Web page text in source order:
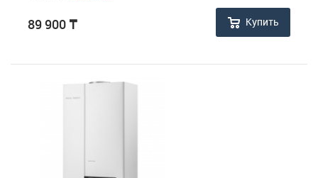
89 900 ₸ Купить